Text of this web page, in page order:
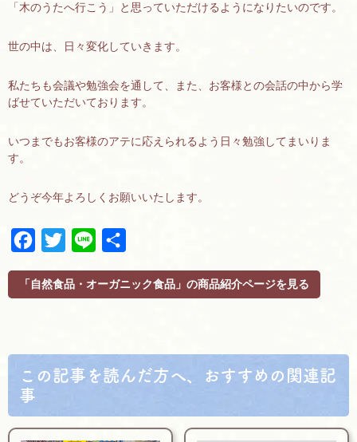
「木のうたへ行こう」と思っていただけるようになりたいのです。
世の中は、日々変化していきます。
私たちも会議や勉強会を通して、また、お客様との会話の中から学
ばせていただいております。
いつまでもお客様のアテに応えられるよう日々勉強してまいりま
す。
どうぞ今年よろしくお願いいたします。
c
o
k
w
i
r
「自然食品・オーガニック食品」の商品紹介ページを見る
この記事を読んだ方へ、おすすめの関連記
事